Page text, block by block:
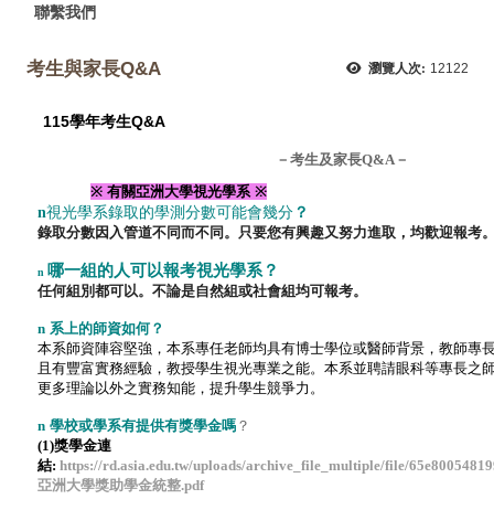
聯繫我們
瀏覽人次: 12122
考生與家長Q&A
115學年考生Q&A
－考生及家長Q&A－
※ 有關亞洲大學視光學系※
n視光學系錄取的學測分數可能會幾分？
錄取分數因入管道不同而不同 。 只要您有興趣又努力進取，均歡迎報考
n 哪一組的人可以報考視光學系？
任何組別都可以。不論是自然組或社會組均可報考。
n 系上的師資如何？
本系師資陣容堅強，本系專任老師均具有博士學位或醫師背景，教師專
且有豐富實務經驗，教授學生視光專業之能。本系並聘請眼科等專長之
更多理論以外之實務知能，提升學生競爭力。
n 學校或學系有提供有獎學金嗎？
(1)獎學金連
結: https://rd.asia.edu.tw/uploads/archive_file_multiple/file/
亞洲大學獎助學金統整.pdf